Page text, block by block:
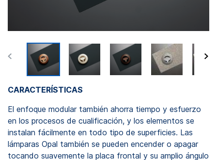
CARACTERÍSTICAS
El enfoque modular también ahorra tiempo y esfuerzo
en los procesos de cualificación, y los elementos se
instalan fácilmente en todo tipo de superficies. Las
lámparas Opal también se pueden encender o apagar
tocando suavemente la placa frontal y su amplio ángulo